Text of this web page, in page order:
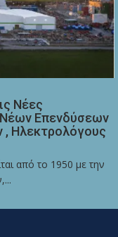
Νέες
Επενδύσεων
, Ηλεκτρολόγους
από το 1950 με την